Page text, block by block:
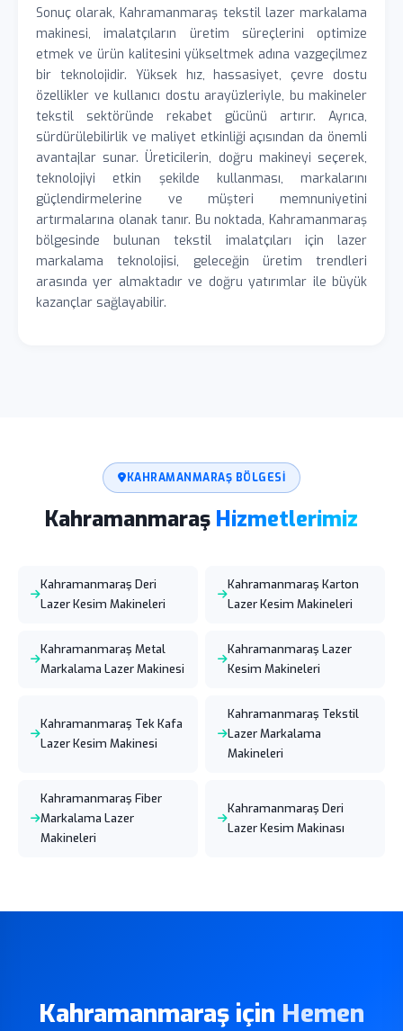
Sonuç olarak, Kahramanmaraş tekstil lazer markalama
makinesi, imalatçıların üretim süreçlerini optimize
etmek ve ürün kalitesini yükseltmek adına vazgeçilmez
bir teknolojidir. Yüksek hız, hassasiyet, çevre dostu
özellikler ve kullanıcı dostu arayüzleriyle, bu makineler
tekstil sektöründe rekabet gücünü artırır. Ayrıca,
sürdürülebilirlik ve maliyet etkinliği açısından da önemli
avantajlar sunar. Üreticilerin, doğru makineyi seçerek,
teknolojiyi etkin şekilde kullanması, markalarını
güçlendirmelerine ve müşteri memnuniyetini
artırmalarına olanak tanır. Bu noktada, Kahramanmaraş
bölgesinde bulunan tekstil imalatçıları için lazer
markalama teknolojisi, geleceğin üretim trendleri
arasında yer almaktadır ve doğru yatırımlar ile büyük
kazançlar sağlayabilir.
KAHRAMANMARAŞ BÖLGESI
Kahramanmaraş Hizmetlerimiz
Kahramanmaraş Deri
Lazer Kesim Makineleri
Kahramanmaraş Karton
Lazer Kesim Makineleri
Kahramanmaraş Metal
Markalama Lazer Makinesi
Kahramanmaraş Lazer
Kesim Makineleri
Kahramanmaraş Tek Kafa
Lazer Kesim Makinesi
Kahramanmaraş Tekstil
Lazer Markalama
Makineleri
Kahramanmaraş Fiber
Markalama Lazer
Makineleri
Kahramanmaraş Deri
Lazer Kesim Makinası
Kahramanmaraş için Hemen